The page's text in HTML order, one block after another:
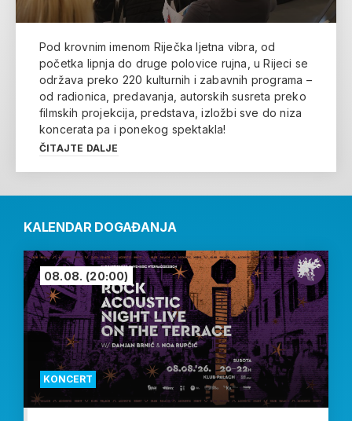
Pod krovnim imenom Riječka ljetna vibra, od
početka lipnja do druge polovice rujna, u Rijeci se
održava preko 220 kulturnih i zabavnih programa –
od radionica, predavanja, autorskih susreta preko
filmskih projekcija, predstava, izložbi sve do niza
koncerata pa i ponekog spektakla!
ČITAJTE DALJE
KALENDAR DOGAĐANJA
KONCERT
08.08. (20:00)